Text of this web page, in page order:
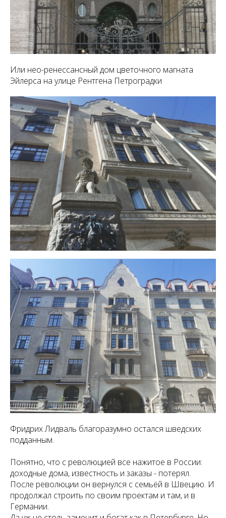
Или нео-ренессансный дом цветочного магната
Эйлерса на улице Рентгена Петроградки
Фридрих Лидваль благоразумно остался шведских
подданным.
Понятно, что с революцией все нажитое в России:
доходные дома, известность и заказы - потерял.
После революции он вернулся с семьёй в Швецию. И
продолжал строить по своим проектам и там, и в
Германии.